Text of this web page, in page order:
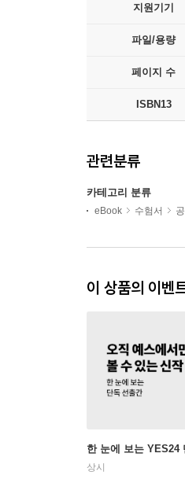
지원기기
파일/용량
페이지 수
ISBN13
관련분류
카테고리 분류
eBook 수험서
이 상품의 이벤
한 눈에 보는 YES24
상시